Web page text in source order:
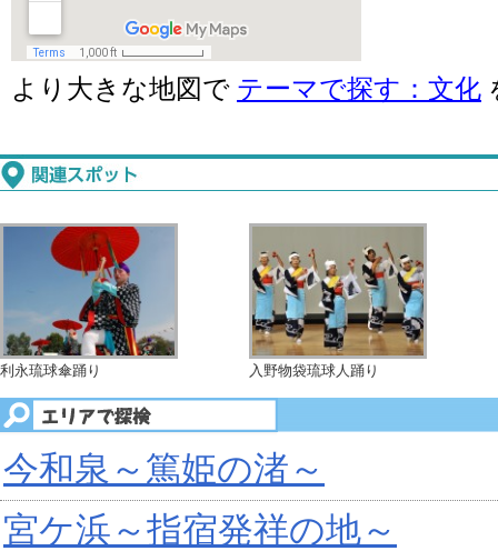
より大きな地図で テーマで探す：文化
利永琉球傘踊り 入野物袋琉球人踊り
今和泉～篤姫の渚～
宮ケ浜～指宿発祥の地～